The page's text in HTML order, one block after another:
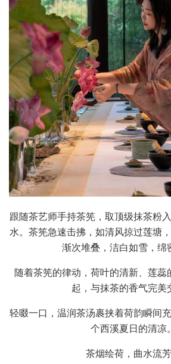
跟随茶艺师手持茶筅，取顶级抹茶粉
水。茶筅急速击拂，如清风掠过莲塘
渐次堆叠，洁白如雪，绵
随着茶筅的律动，荷叶的清新、莲蕊
起，与抹茶的香气完美
轻啜一口，温润茶汤裹挟着荷韵瞬间
个西溪夏日的清凉。
茶烟绘荷，曲水流芳